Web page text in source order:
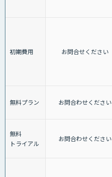
初期費用 お問合せください
無料プラン お問合わせください
無料
トライアル
お問合わせください